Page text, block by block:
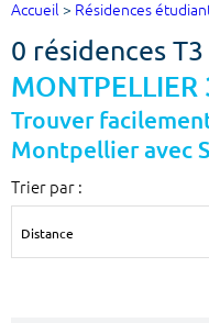
Ville, école
Accueil > Résidences
0 résidences
MONTPELLIER
Trouver
Montpellier avec
Trier par :